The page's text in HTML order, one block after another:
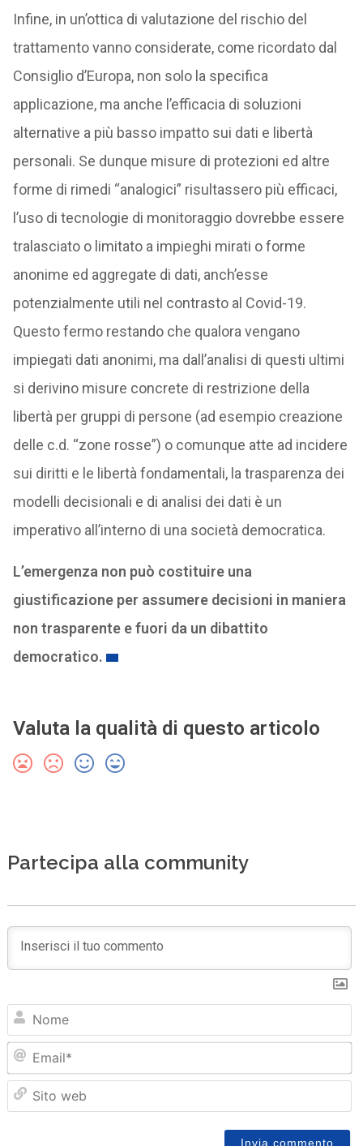
Infine, in un’ottica di valutazione del rischio del
trattamento vanno considerate, come ricordato dal
Consiglio d’Europa, non solo la specifica
applicazione, ma anche l’efficacia di soluzioni
alternative a più basso impatto sui dati e libertà
personali. Se dunque misure di protezioni ed altre
forme di rimedi “analogici” risultassero più efficaci,
l’uso di tecnologie di monitoraggio dovrebbe essere
tralasciato o limitato a impieghi mirati o forme
anonime ed aggregate di dati, anch’esse
potenzialmente utili nel contrasto al Covid-19.
Questo fermo restando che qualora vengano
impiegati dati anonimi, ma dall’analisi di questi ultimi
si derivino misure concrete di restrizione della
libertà per gruppi di persone (ad esempio creazione
delle c.d. “zone rosse”) o comunque atte ad incidere
sui diritti e le libertà fondamentali, la trasparenza dei
modelli decisionali e di analisi dei dati è un
imperativo all’interno di una società democratica.
L’emergenza non può costituire una
giustificazione per assumere decisioni in maniera
non trasparente e fuori da un dibattito
democratico.
Valuta la qualità di questo articolo
Partecipa alla community